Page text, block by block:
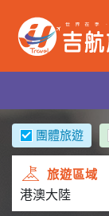
團體旅遊
旅遊區域